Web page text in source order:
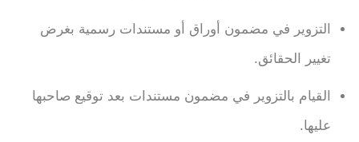
التزوير في مضمون أوراق أو مستندات رسمية بغرض
تغيير الحقائق.
القيام بالتزوير في مضمون مستندات بعد توقيع صاحبها
عليها.